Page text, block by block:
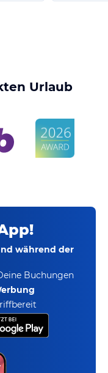
Urlaub
während der
Buchungen